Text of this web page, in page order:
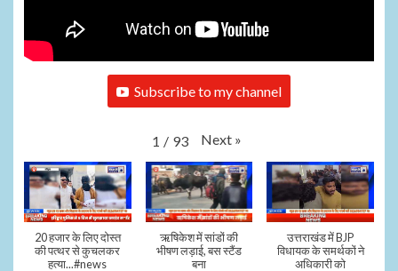
Subscribe to my channel
1 / 93 Next »
20 हजार के लिए दोस्त
की पत्थर से कुचलकर
हत्या...#news
ऋषिकेश में सांडों की
भीषण लड़ाई, बस स्टैंड
बना
उत्तराखंड में BJP
विधायक के समर्थकों ने
अधिकारी को